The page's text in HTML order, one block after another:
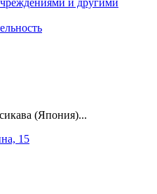
(Япония)...
15